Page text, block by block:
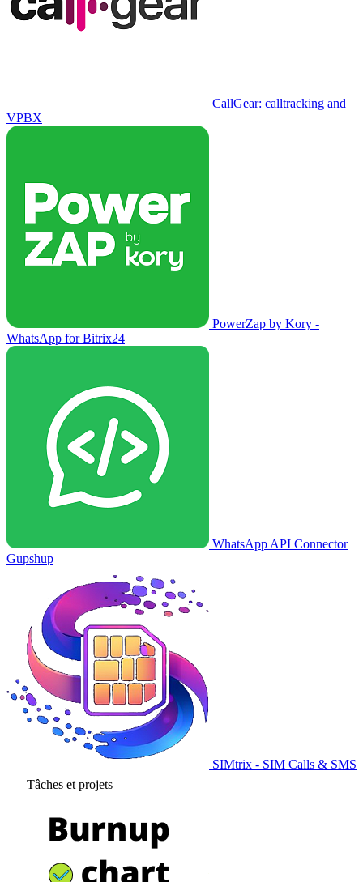
CallGear: calltracking and
VPBX
PowerZap by Kory -
WhatsApp for Bitrix24
WhatsApp API Connector
Gupshup
SIMtrix - SIM Calls & SMS
Tâches et projets